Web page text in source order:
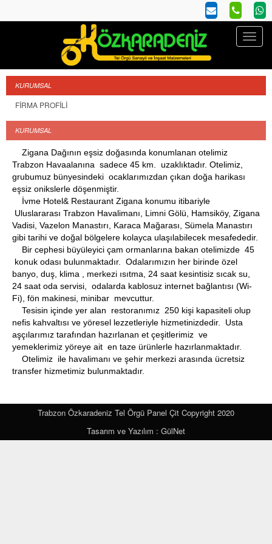
KURUMSAL
FİRMA PROFİLİ
KURUMSAL
Zigana Dağının eşsiz doğasında konumlanan otelimiz
Trabzon Havaalanına sadece 45 km. uzaklıktadır. Otelimiz,
grubumuz bünyesindeki ocaklarımızdan çıkan doğa harikası
eşsiz onikslerle döşenmiştir.
İvme Hotel& Restaurant Zigana konumu itibariyle
Uluslararası Trabzon Havalimanı, Limni Gölü, Hamsiköy, Zigana
Vadisi, Vazelon Manastırı, Karaca Mağarası, Sümela Manastırı
gibi tarihi ve doğal bölgelere kolayca ulaşılabilecek mesafededir.
Bir cephesi büyüleyici çam ormanlarına bakan otelimizde 45
konuk odası bulunmaktadır. Odalarımızın her birinde özel
banyo, duş, klima , merkezi ısıtma, 24 saat kesintisiz sıcak su,
24 saat oda servisi, odalarda kablosuz internet bağlantısı (Wi-
Fi), fön makinesi, minibar mevcuttur.
Tesisin içinde yer alan restoranımız 250 kişi kapasiteli olup
nefis kahvaltısı ve yöresel lezzetleriyle hizmetinizdedir. Usta
aşçılarımız tarafından hazırlanan et çeşitlerimiz ve
yemeklerimiz yöreye ait en taze ürünlerle hazırlanmaktadır.
Otelimiz ile havalimanı ve şehir merkezi arasında ücretsiz
transfer hizmetimiz bulunmaktadır.
Trabzon Özkaradeniz Tel Örgü Panel Çit Copyright 2020
Tasarım ve Yazılım : GülNet